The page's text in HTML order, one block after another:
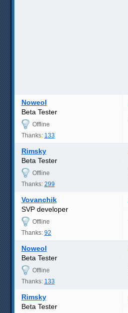
Noweol
Beta Tester
Offline
Thanks: 133
Rimsky
Beta Tester
Offline
Thanks: 299
Vovanchik
SVP developer
Offline
Thanks: 92
Noweol
Beta Tester
Offline
Thanks: 133
Rimsky
Beta Tester